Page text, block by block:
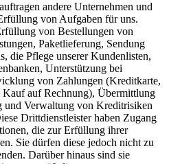
andere Unternehmen und
von Aufgaben für uns.
von Bestellungen von
Paketlieferung, Sendung
die Pflege unserer Kundenlisten,
Unterstützung bei
von Zahlungen (Kreditkarte,
auf Rechnung), Übermittlung
und Verwaltung von Kreditrisiken
Drittdienstleister haben Zugang
die zur Erfüllung ihrer
Sie dürfen diese jedoch nicht zu
Darüber hinaus sind sie